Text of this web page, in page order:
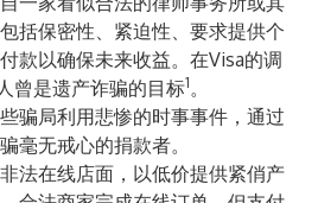
括保密性、紧迫性、要求提供个
款以确保未来收益。在Visa的调
曾是遗产诈骗的目标1。
些骗局利用悲惨的时事事件，通过
毫无戒心的捐款者。
法在线店面，以低价提供紧俏产